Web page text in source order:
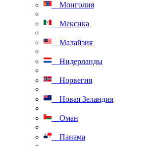
Монголия
Мексика
Малайзия
Нидерланды
Норвегия
Новая Зеландия
Оман
Панама